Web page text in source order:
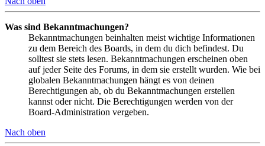
Was sind Bekanntmachungen?
Bekanntmachungen beinhalten meist wichtige Informationen
zu dem Bereich des Boards, in dem du dich befindest. Du
solltest sie stets lesen. Bekanntmachungen erscheinen oben
auf jeder Seite des Forums, in dem sie erstellt wurden. Wie bei
globalen Bekanntmachungen hängt es von deinen
Berechtigungen ab, ob du Bekanntmachungen erstellen
kannst oder nicht. Die Berechtigungen werden von der
Board-Administration vergeben.
Nach oben